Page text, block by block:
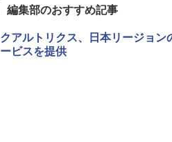
編集部のおすすめ記事
クアルトリクス、日本リージョ
ービスを提供